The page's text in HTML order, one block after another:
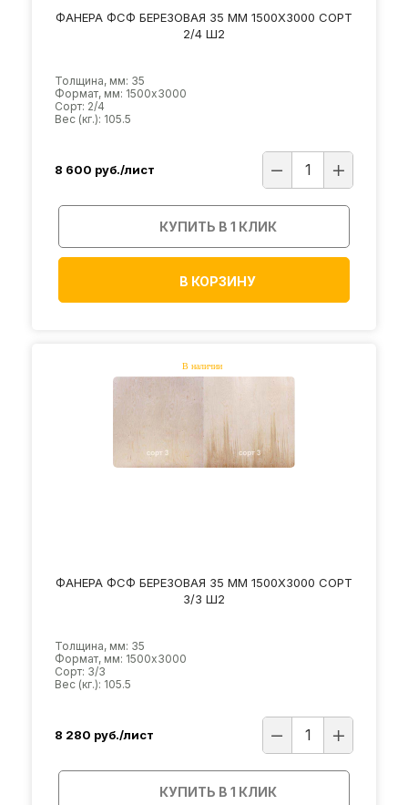
ФАНЕРА ФСФ БЕРЕЗОВАЯ 35 ММ 1500Х3000 СОРТ
2/4 Ш2
Толщина, мм: 35
Формат, мм: 1500х3000
Сорт: 2/4
Вес (кг.): 105.5
8 600 руб./лист
КУПИТЬ В 1 КЛИК
В КОРЗИНУ
ФАНЕРА ФСФ БЕРЕЗОВАЯ 35 ММ 1500Х3000 СОРТ
3/3 Ш2
Толщина, мм: 35
Формат, мм: 1500х3000
Сорт: 3/3
Вес (кг.): 105.5
8 280 руб./лист
КУПИТЬ В 1 КЛИК